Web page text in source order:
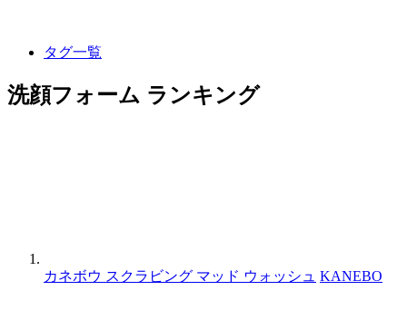
タグ一覧
洗顔フォーム ランキング
カネボウ スクラビング マッド ウォッシュ KANEBO